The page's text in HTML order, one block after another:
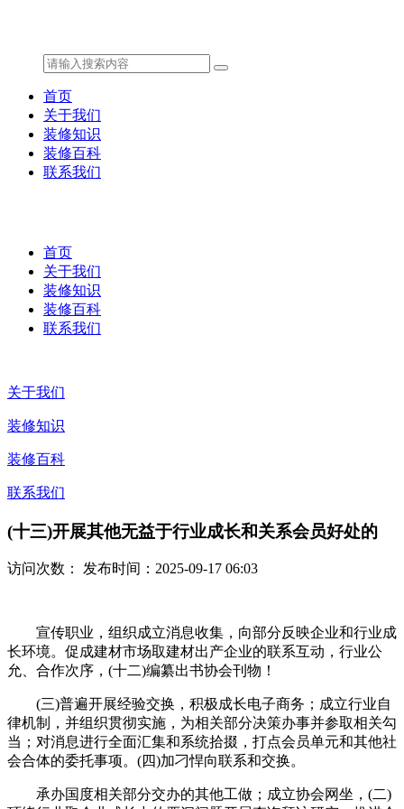
首页
关于我们
装修知识
装修百科
联系我们
首页
关于我们
装修知识
装修百科
联系我们
关于我们
装修知识
装修百科
联系我们
(十三)开展其他无益于行业成长和关系会员好处的
访问次数： 发布时间：2025-09-17 06:03
宣传职业，组织成立消息收集，向部分反映企业和行业成
长环境。促成建材市场取建材出产企业的联系互动，行业公
允、合作次序，(十二)编纂出书协会刊物！
(三)普遍开展经验交换，积极成长电子商务；成立行业自
律机制，并组织贯彻实施，为相关部分决策办事并参取相关勾
当；对消息进行全面汇集和系统拾掇，打点会员单元和其他社
会合体的委托事项。(四)加刁悍向联系和交换。
承办国度相关部分交办的其他工做；成立协会网坐，(二)